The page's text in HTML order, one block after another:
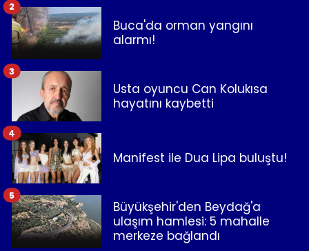
Buca'da orman yangını
alarmı!
2
Usta oyuncu Can Kolukısa
hayatını kaybetti
3
Manifest ile Dua Lipa buluştu!
4
Büyükşehir'den Beydağ'a
ulaşım hamlesi: 5 mahalle
merkeze bağlandı
5